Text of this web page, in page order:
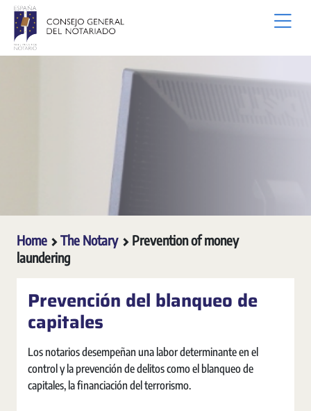
Skip to Main Content
Home The Notary
Prevention of money
laundering
Prevención del blanqueo de
capitales
Los notarios desempeñan una labor determinante en el
control y la prevención de delitos como el blanqueo de
capitales, la financiación del terrorismo.